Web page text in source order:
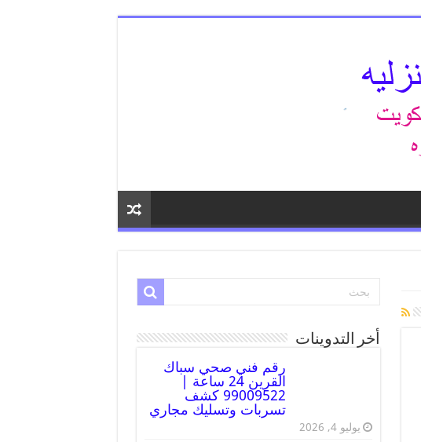
أخر التدوينات
رقم فني صحي سباك
القرين 24 ساعة |
99009522 كشف
تسربات وتسليك مجاري
يوليو 4, 2026